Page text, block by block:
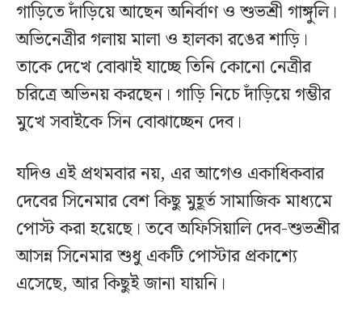
গাড়িতে দাঁড়িয়ে আছেন অনির্বাণ ও শুভশ্রী গাঙ্গুলি।
অভিনেত্রীর গলায় মালা ও হালকা রঙের শাড়ি।
তাকে দেখে বোঝাই যাচ্ছে তিনি কোনো নেত্রীর
চরিত্রে অভিনয় করছেন। গাড়ি নিচে দাঁড়িয়ে গম্ভীর
মুখে সবাইকে সিন বোঝাচ্ছেন দেব।
যদিও এই প্রথমবার নয়, এর আগেও একাধিকবার
দেবের সিনেমার বেশ কিছু মুহূর্ত সামাজিক মাধ্যমে
পোস্ট করা হয়েছে। তবে অফিসিয়ালি দেব-শুভশ্রীর
আসন্ন সিনেমার শুধু একটি পোস্টার প্রকাশ্যে
এসেছে, আর কিছুই জানা যায়নি।